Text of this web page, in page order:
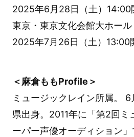
2025年6月28日（土）14:00
東京・東京文化会館大ホール
2025年7月26日（土）13:00
＜麻倉ももProfile＞
ミュージックレイン所属。
県出身。2011年に「第2回ミ
ーパー声優オーディション